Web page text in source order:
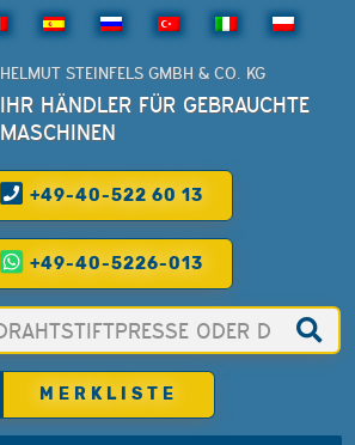
HELMUT STEINFELS GMBH & CO. KG
IHR HÄNDLER FÜR GEBRAUCHTE
MASCHINEN
+49-40-522 60 13
+49-40-5226-013
MERKLISTE